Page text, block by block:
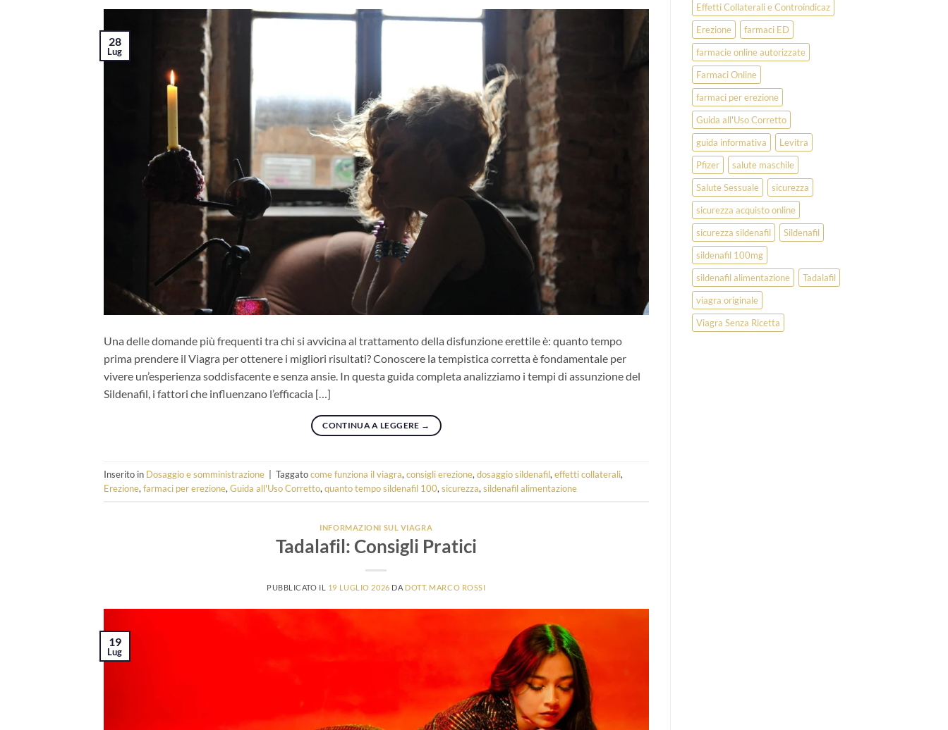
28
Lug
Una delle domande più frequenti tra chi si avvicina al trattamento della disfunzione erettile è: quanto tempo
prima prendere il Viagra per ottenere i migliori risultati? Conoscere la tempistica corretta è fondamentale per
vivere un’esperienza soddisfacente e senza ansie. In questa guida completa analizziamo i tempi di assunzione del
Sildenafil, i fattori che influenzano l’efficacia […]
CONTINUA A LEGGERE →
Inserito in Dosaggio e somministrazione Taggatocome funziona il viagra, consigli erezione, dosaggio sildenafil, effetti collaterali,
Erezione, farmaci per erezione, Guida all'Uso Corretto, quanto tempo sildenafil 100, sicurezza, sildenafil alimentazione
INFORMAZIONI SUL VIAGRA
Tadalafil: Consigli Pratici
PUBBLICATO IL 19 LUGLIO 2026 DA DOTT. MARCO ROSSI
19
Lug
Effetti Collaterali e Controindicaz
Erezione
farmaci ED
farmacie online autorizzate
Farmaci Online
farmaci per erezione
Guida all'Uso Corretto
guida informativa
Levitra
Pfizer
salute maschile
Salute Sessuale
sicurezza
sicurezza acquisto online
sicurezza sildenafil
Sildenafil
sildenafil 100mg
sildenafil alimentazione
Tadalafil
viagra originale
Viagra Senza Ricetta